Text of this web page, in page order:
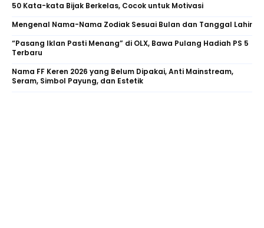
50 Kata-kata Bijak Berkelas, Cocok untuk Motivasi
Mengenal Nama-Nama Zodiak Sesuai Bulan dan Tanggal Lahir
“Pasang Iklan Pasti Menang” di OLX, Bawa Pulang Hadiah PS 5
Terbaru
Nama FF Keren 2026 yang Belum Dipakai, Anti Mainstream,
Seram, Simbol Payung, dan Estetik